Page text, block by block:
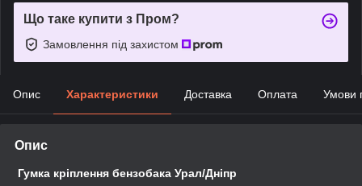
Що таке купити з Пром?
Замовлення під захистом
Опис Характеристики Доставка Оплата Умови
Опис
Гумка кріплення бензобака Урал/Дніпр